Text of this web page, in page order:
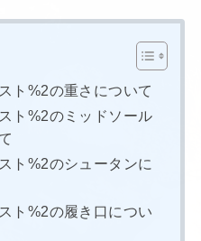
ト%2の重さについて
ト%2のミッドソール
ト%2のシュータンに
ト%2の履き口につい